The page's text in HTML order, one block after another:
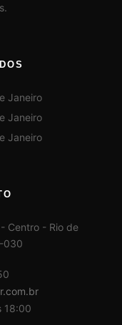
Centro - Rio de
030
18:00